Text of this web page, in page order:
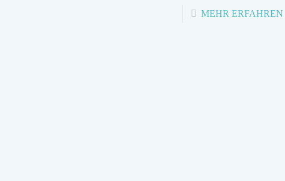
MEHR ERFAHREN